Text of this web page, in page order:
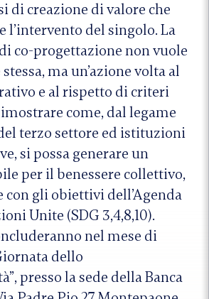
di creazione di valore che
l’intervento del singolo. La
co-progettazione non vuole
ma un’azione volta al
e al rispetto di criteri
come, dal legame
terzo settore ed istituzioni
si possa generare un
per il benessere collettivo,
con gli obiettivi dell’Agenda
Unite (SDG 3,4,8,10).
nel mese di
dello
presso la sede della Banca